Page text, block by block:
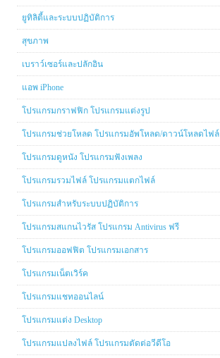
ยูทิลิตี้และระบบปฏิบัติการ
สุขภาพ
เบราว์เซอร์และปลักอิน
แอพ iPhone
โปรแกรมกราฟฟิก โปรแกรมแต่งรูป
โปรแกรมช่วยโหลด โปรแกรมอัพโหลด/ดาวน์โหลดไฟล์
โปรแกรมดูหนัง โปรแกรมฟังเพลง
โปรแกรมรวมไฟล์ โปรแกรมแตกไฟล์
โปรแกรมสำหรับระบบปฏิบัติการ
โปรแกรมสแกนไวรัส โปรแกรม Antivirus ฟรี
โปรแกรมออฟฟิต โปรแกรมเอกสาร
โปรแกรมเน็ตเวิร์ค
โปรแกรมแชทออนไลน์
โปรแกรมแต่ง Desktop
โปรแกรมแปลงไฟล์ โปรแกรมตัดต่อวีดีโอ